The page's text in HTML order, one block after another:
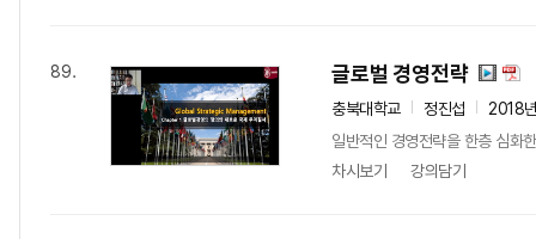
89. 글로벌 경영전략
충북대학교 정진섭
2018
일반적인 경영전략을 한층 심화
차시보기
강의담기